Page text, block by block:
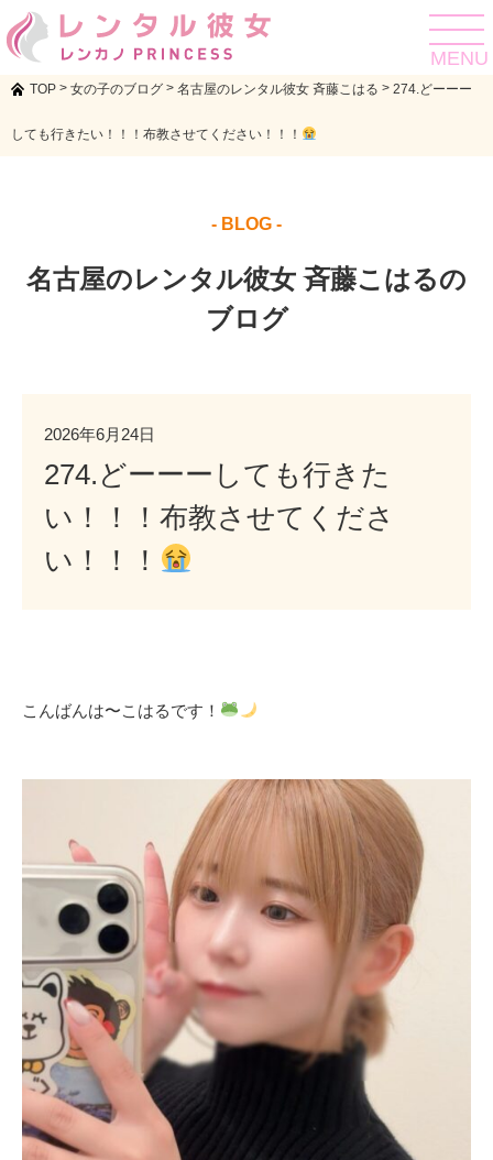
toggle
MENU
TOP > 女の子のブログ > 名古屋のレンタル彼女 斉藤こはる > 274.どーーー
しても行きたい！！！布教させてください！！！
- BLOG -
名古屋のレンタル彼女 斉藤こはるの
ブログ
2026年6月24日
274.どーーーしても行きた
い！！！布教させてくださ
い！！！
こんばんは〜こはるです！